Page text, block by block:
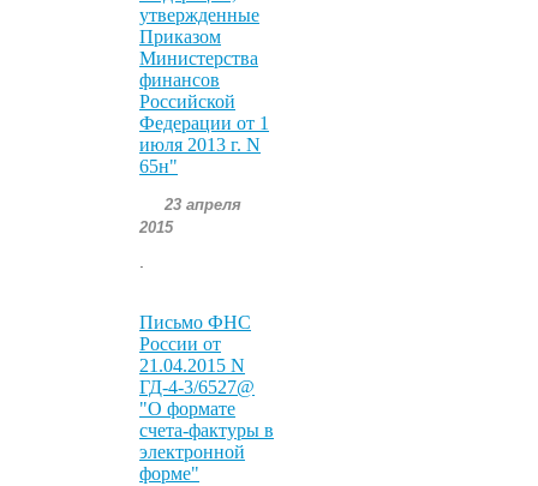
утвержденные
Приказом
Министерства
финансов
Российской
Федерации от 1
июля 2013 г. N
65н"
23 апреля
2015
Письмо ФНС
России от
21.04.2015 N
ГД-4-3/6527@
"О формате
счета-фактуры в
электронной
форме"